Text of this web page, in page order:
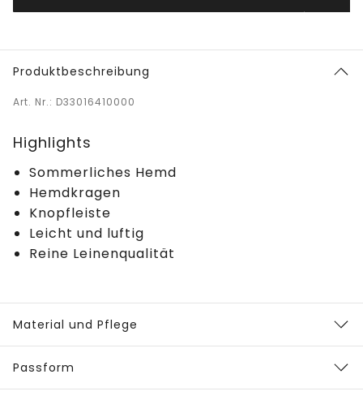
Produktbeschreibung
Art. Nr.: D33016410000
Highlights
Sommerliches Hemd
Hemdkragen
Knopfleiste
Leicht und luftig
Reine Leinenqualität
Material und Pflege
Passform